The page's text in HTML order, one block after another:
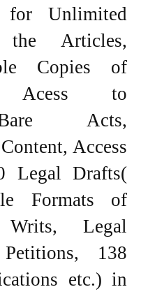
for Unlimited
Articles,
Copies of
Acess to
Acts,
Access
Legal Drafts(
Formats of
Legal
138
etc.) in